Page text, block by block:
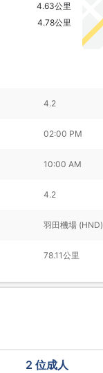
4.63公里
4.78公里
4.2
02:00 PM
10:00 AM
4.2
羽田機場 (HND)
78.11公里
2 位成人